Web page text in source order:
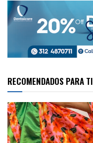
RECOMENDADOS PARA TI